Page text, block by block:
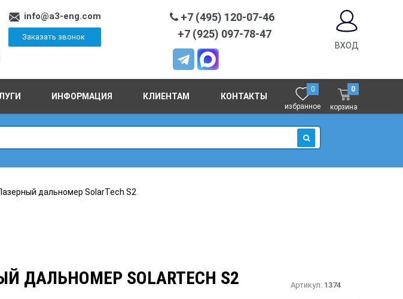
info@a3-eng.com
Заказать звонок
+7 (495) 120-07-46
+7 (925) 097-78-47
ВХОД
ИНФОРМАЦИЯ КЛИЕНТАМ КОНТАКТЫ
0
избранное
0
корзина
ИСКАТЬ
дальномер SolarTech S2
ДАЛЬНОМЕР SOLARTECH S2 Артикул: 1374